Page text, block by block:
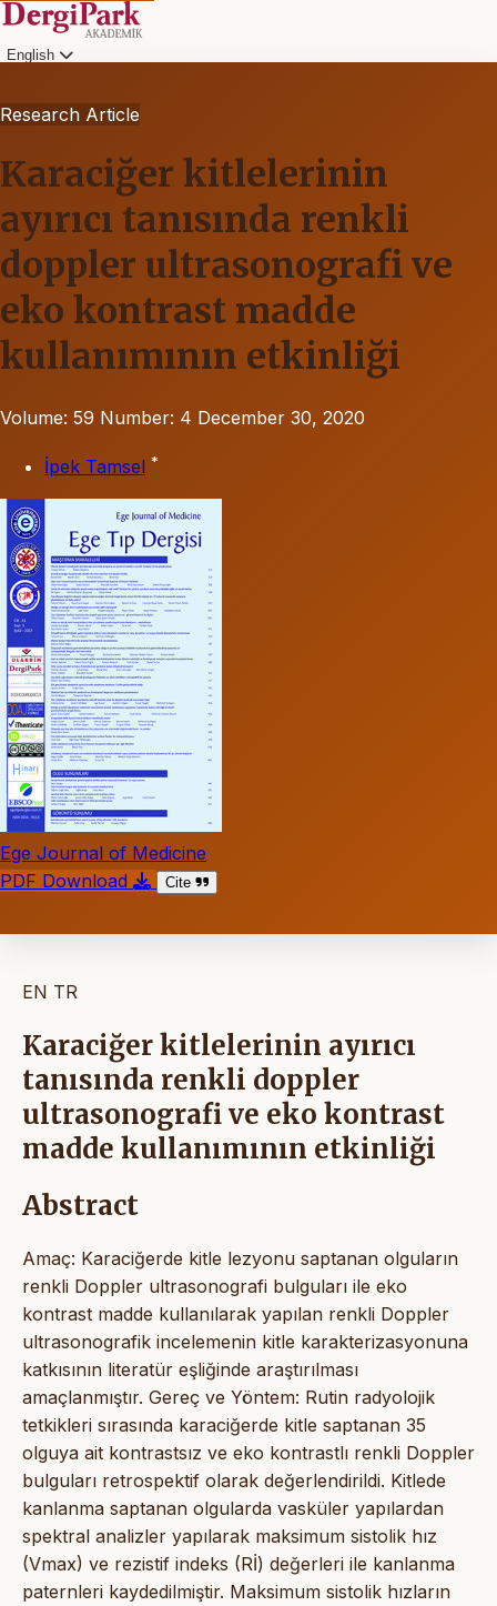
English
Research Article
Karaciğer kitlelerinin
ayırıcı tanısında renkli
doppler ultrasonografi ve
eko kontrast madde
kullanımının etkinliği
Volume: 59 Number: 4 December 30, 2020
İpek Tamsel *
Ege Journal of Medicine
PDF Download
Cite
EN TR
Karaciğer kitlelerinin ayırıcı
tanısında renkli doppler
ultrasonografi ve eko kontrast
madde kullanımının etkinliği
Abstract
Amaç: Karaciğerde kitle lezyonu saptanan olguların
renkli Doppler ultrasonografi bulguları ile eko
kontrast madde kullanılarak yapılan renkli Doppler
ultrasonografik incelemenin kitle karakterizasyonuna
katkısının literatür eşliğinde araştırılması
amaçlanmıştır. Gereç ve Yöntem: Rutin radyolojik
tetkikleri sırasında karaciğerde kitle saptanan 35
olguya ait kontrastsız ve eko kontrastlı renkli Doppler
bulguları retrospektif olarak değerlendirildi. Kitlede
kanlanma saptanan olgularda vasküler yapılardan
spektral analizler yapılarak maksimum sistolik hız
(Vmax) ve rezistif indeks (Rİ) değerleri ile kanlanma
paternleri kaydedilmiştir. Maksimum sistolik hızların